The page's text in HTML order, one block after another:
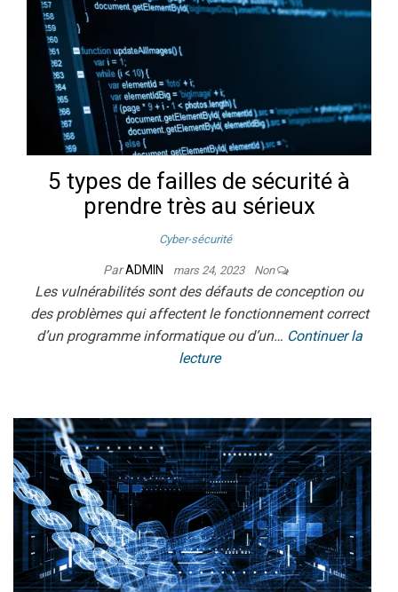
5 types de failles de sécurité à
prendre très au sérieux
Cyber-sécurité
ParADMIN mars 24, 2023 Non
Les vulnérabilités sont des défauts de conception ou
des problèmes qui affectent le fonctionnement correct
d’un programme informatique ou d’un… Continuer la
lecture